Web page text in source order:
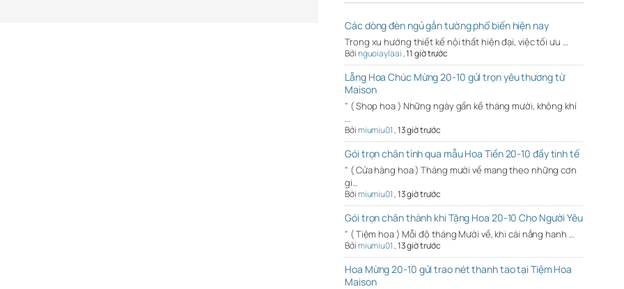
Các dòng đèn ngủ gắn tường phổ biến hiện nay
Trong xu hướng thiết kế nội thất hiện đại, việc tối ưu …
Bởinguoiaylaai,11 giờ trước
Lẵng Hoa Chúc Mừng 20-10 gửi trọn yêu thương từ
Maison
" ( Shop hoa ) Những ngày gần kề tháng mười, không khí
…
Bởimiumiu01,13 giờ trước
Gói trọn chân tình qua mẫu Hoa Tiền 20-10 đầy tinh tế
" ( Cửa hàng hoa ) Tháng mười về mang theo những cơn
gi…
Bởimiumiu01,13 giờ trước
Gói trọn chân thành khi Tặng Hoa 20-10 Cho Người Yêu
" ( Tiệm hoa ) Mỗi độ tháng Mười về, khi cái nắng hanh …
Bởimiumiu01,13 giờ trước
Hoa Mừng 20-10 gửi trao nét thanh tao tại Tiệm Hoa
Maison